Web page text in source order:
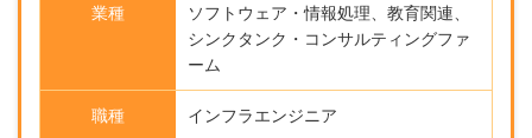
業種
ソフトウェア・情報処理、教育関連、
シンクタンク・コンサルティングファ
ーム
職種 インフラエンジニア